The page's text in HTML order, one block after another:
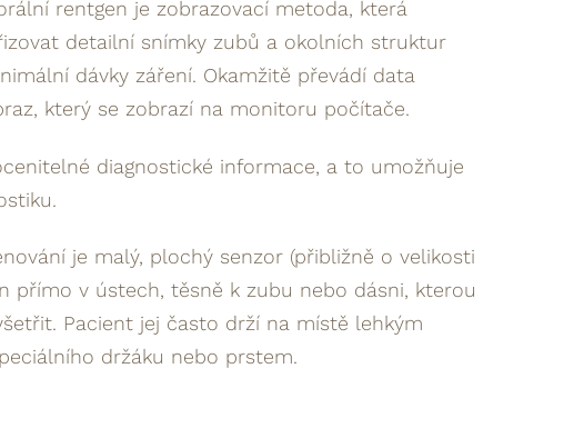
rentgen je zobrazovací metoda, která
detailní snímky zubů a okolních struktur
dávky záření. Okamžitě převádí data
který se zobrazí na monitoru počítače.
diagnostické informace, a to umožňuje
je malý, plochý senzor (přibližně o velikosti
přímo v ústech, těsně k zubu nebo dásni, kterou
Pacient jej často drží na místě lehkým
držáku nebo prstem.